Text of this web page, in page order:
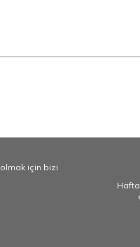
için bizi